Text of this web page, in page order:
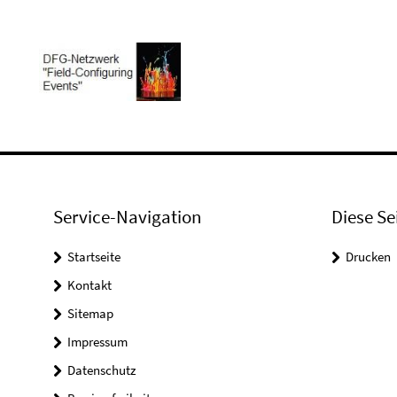
Service-Navigation
Startseite
Kontakt
Sitemap
Impressum
Datenschutz
Diese
Drucken